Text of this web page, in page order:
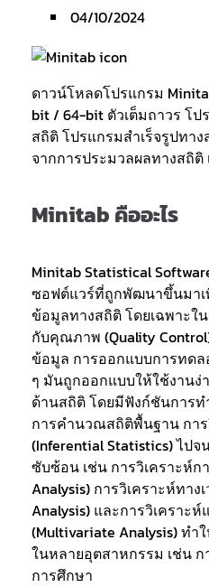
04/10/2024
ดาวน์โหลดโปรแกรม
bit / 64-bit ตัวเต็มถาวร โ
สถิติ โปรแกรมสำเร็จรูปทา
จากการประมวลผลทางสถิติ
Minitab คืออะไร
Minitab Statistical
ซอฟต์แวร์ที่ถูกพัฒนาขึ้นมาเ
ข้อมูลทางสถิติ โดยเฉพาะใ
กับคุณภาพ (Quality
ข้อมูล การออกแบบการทดล
ๆ มันถูกออกแบบให้ใช้งานง่
ด้านสถิติ โดยมีฟังก์ชันการ
การคำนวณสถิติพื้นฐาน กา
(Inferential Statistics) ไป
ซับซ้อน เช่น การวิเคราะห์ก
Analysis) การวิเคราะห์ทาง
Analysis) และการวิเคราะ
(Multivariate Analysis) ท
ในหลายอุตสาหกรรม เช่น ก
การศึกษา